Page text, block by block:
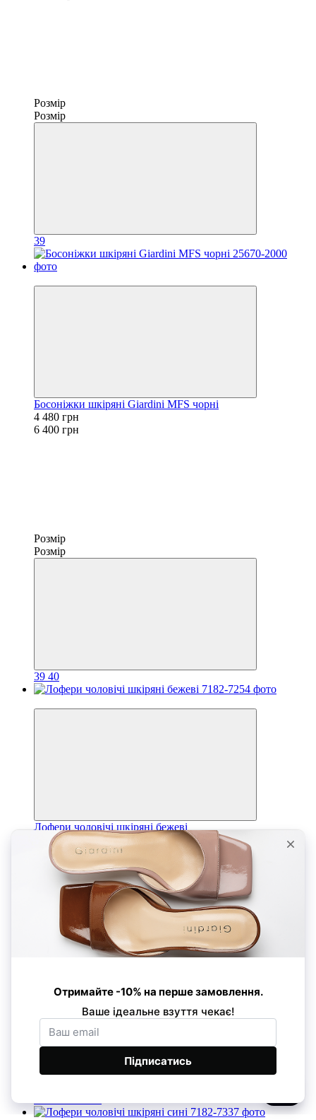
Розмір
Розмір
39
Босоніжки шкіряні Giardini MFS чорні
4 480 грн
6 400 грн
Розмір
Розмір
39 40
Лофери чоловічі шкіряні бежеві
4 830 грн
6 900 грн